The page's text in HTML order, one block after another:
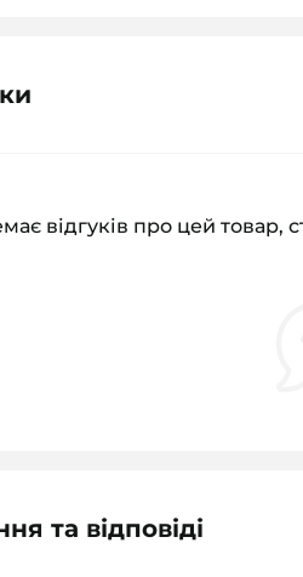
відгуків про цей товар,
та відповіді